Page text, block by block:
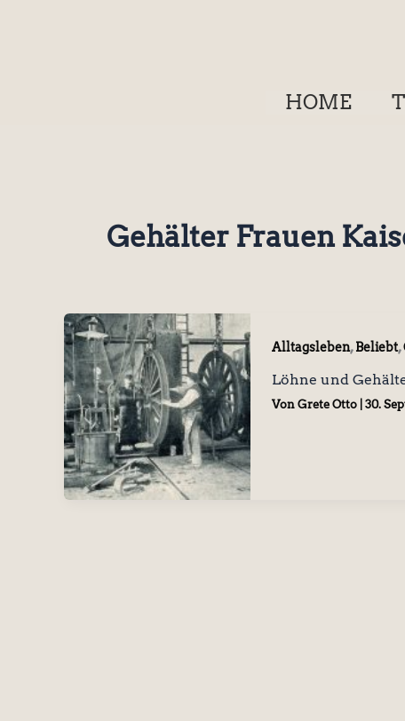
HOME
Gehälter Frauen
Alltagsleben,Beliebt,
Löhne und
Von Grete Otto 30.